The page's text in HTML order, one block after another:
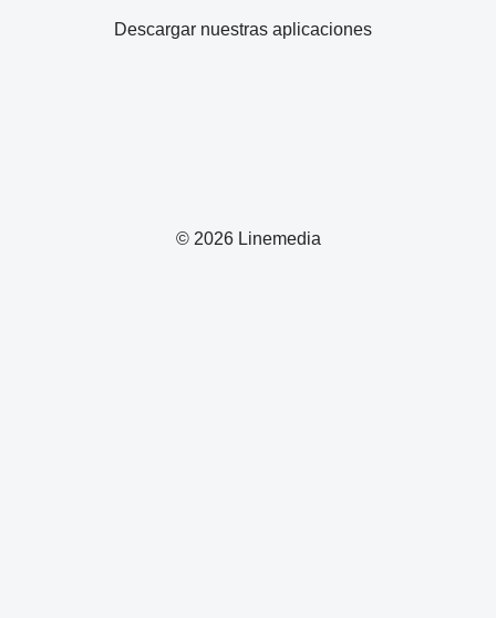
© 2026 Linemedia
Descargar nuestras aplicaciones